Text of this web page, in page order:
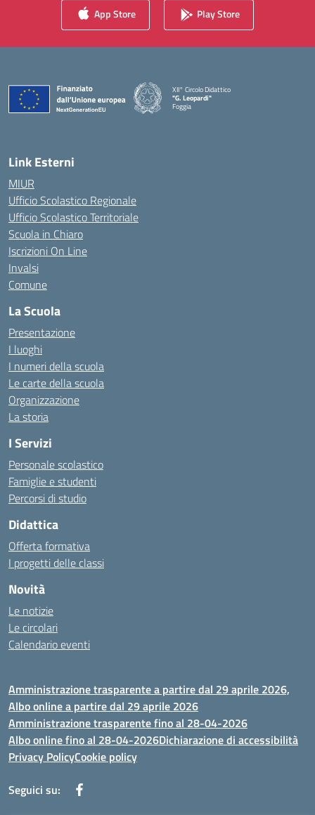
App Store Play Store
XII° Circolo Didattico
"G. Leopardi"
Foggia
— Visita la pagina iniziale della scuola
Link Esterni
MIUR
Ufficio Scolastico Regionale
Ufficio Scolastico Territoriale
Scuola in Chiaro
Iscrizioni On Line
Invalsi
Comune
La Scuola
Presentazione
I luoghi
I numeri della scuola
Le carte della scuola
Organizzazione
La storia
I Servizi
Personale scolastico
Famiglie e studenti
Percorsi di studio
Didattica
Offerta formativa
I progetti delle classi
Novità
Le notizie
Le circolari
Calendario eventi
Amministrazione trasparente a partire dal 29 aprile 2026,
Albo online a partire dal 29 aprile 2026
Amministrazione trasparente fino al 28-04-2026
Albo online fino al 28-04-2026Dichiarazione di accessibilità
Privacy PolicyCookie policy
Seguici su: